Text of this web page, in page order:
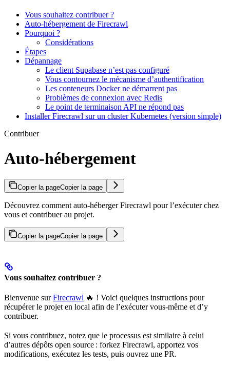
Vous souhaitez contribuer ?
Auto-hébergement de Firecrawl
Pourquoi ?
Considérations
Étapes
Dépannage
Le client Supabase n’est pas configuré
Vous contournez le mécanisme d’authentification
Les conteneurs Docker ne démarrent pas
Problèmes de connexion avec Redis
Le point de terminaison API ne répond pas
Installer Firecrawl sur un cluster Kubernetes (version simple)
Contribuer
Auto-hébergement
Copier la pageCopier la page
Découvrez comment auto-héberger Firecrawl pour l’exécuter chez
vous et contribuer au projet.
Copier la pageCopier la page
Vous souhaitez contribuer ?
Bienvenue surFirecrawl 🔥 ! Voici quelques instructions pour
récupérer le projet en local afin de l’exécuter vous-même et d’y
contribuer.
Si vous contribuez, notez que le processus est similaire à celui
d’autres dépôts open source : forkez Firecrawl, apportez vos
modifications, exécutez les tests, puis ouvrez une PR.